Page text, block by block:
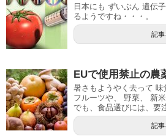
日本にも ずいぶん 遺伝
るようですね・・・。
記事
EUで使用禁止の農
暑さもようやく去って
フルーツや、 野菜、 新
でも、食品選びには、要
記事